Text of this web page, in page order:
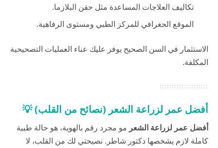
تكاليف العلاجات المساعدة مثل حقن البلازما.
الموقع الجغرافي للمركز الطبي ومستوى الرفاهية.
الاستثمار في السن الصحيح يوفر عليك عناء العمليات التصحيحية
المكلفة.
أفضل عمر لزراعة الشعر (نصائح من القلب) 💡
أفضل عمر لزراعة الشعر مو مجرد رقم بالهوية، هو حالة طبية
كاملة لازم يشخصها دكتور شاطر. نصيحتي لك من القلب، لا